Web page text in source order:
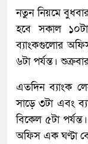
নতুন নিয়মে
হবে সকাল
ব্যাংকগুলোর
৬টা পর্যন্ত।
এতদিন ব্যাংক
সাড়ে ৩টা এবং
বিকেল ৫টা
অফিস এক ঘণ্টা